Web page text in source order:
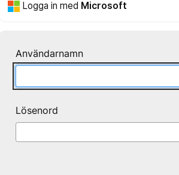
Logga in med Microsoft
Användarnamn
Lösenord